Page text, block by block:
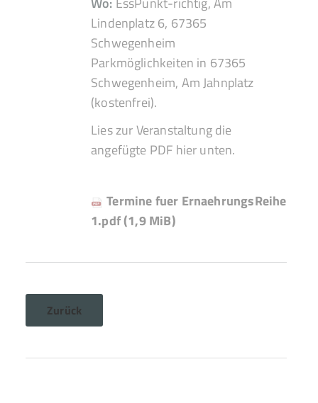
Lindenplatz 6, 67365
Schwegenheim
Parkmöglichkeiten in 67365
Schwegenheim, Am Jahnplatz
(kostenfrei).
Lies zur Veranstaltung die
angefügte PDF hier unten.
Termine fuer ErnaehrungsReihe
1.pdf(1,9 MiB)
Zurück